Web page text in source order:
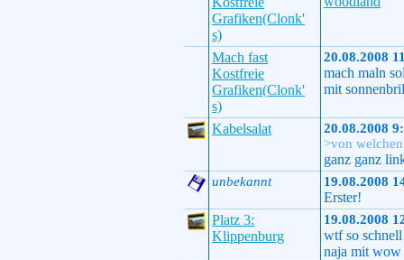
Grafiken(Clonk'
s)
Mach fast
Kostfreie
Grafiken(Clonk'
s)
20.08.2008
mach maln
mit
Kabelsalat
20.08.2008
>von
ganz ganz
unbekannt 19.08.2008
Erster!
Platz 3:
Klippenburg
19.08.2008
wtf so
naja mit